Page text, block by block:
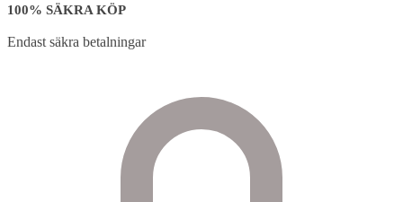
100% SÄKRA KÖP
Endast säkra betalningar